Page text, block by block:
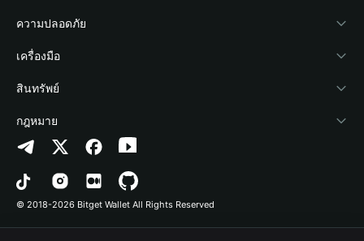
Academy
ข่าวสารด้านคริปโต
ศูนย์ช่วยเหลือ
ติดต่อเรา
ทรัพยากรข้อมูลของแบรนด์
อาชีพ
Stablecoin Earn
Payfi Crypto
Crypto Swap API
Altcoin Season Index
Prediction Markets
DApp
นักพัฒนา
เชื่อมต่อ Wallet
Bitget Wallet Pay
ลิสต์โปรเจกต์
ความปลอดภัย
Protection Fund
เทคโนโลยีความปลอดภัย
เครื่องมือ
ซื้อคริปโต
การตรวจจับการอนุญาต
การตรวจจับสัญญา
การโอนเป็นชุด
สินทรัพย์
Arbitrum
Avalanche
Bitcoin
กฎหมาย
นโยบายความเป็นส่วนตัว
ข้อตกลงในการใช้บริการ
© 2018-2026 Bitget Wallet All Rights Reserved